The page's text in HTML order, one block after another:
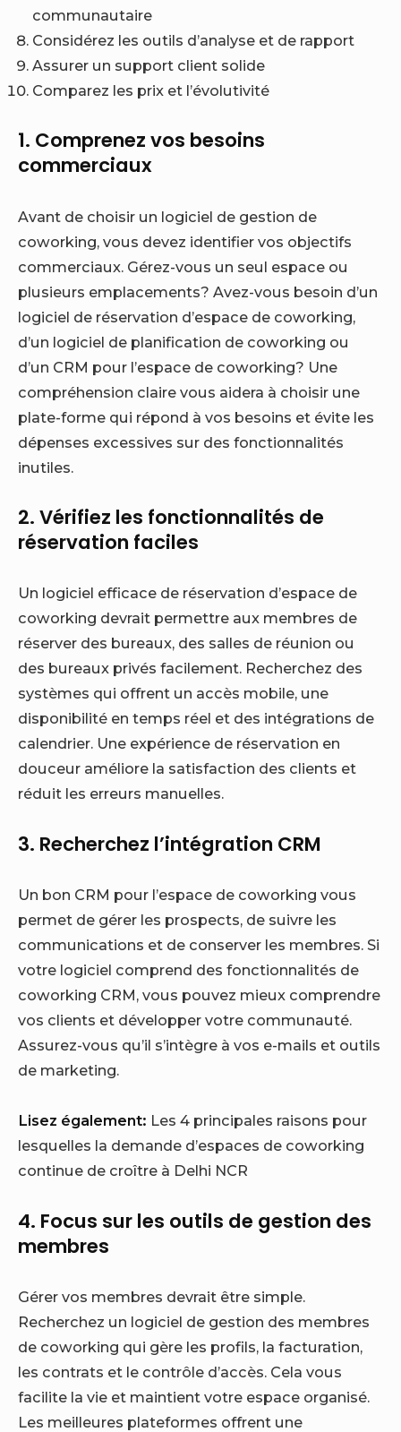
communautaire
Considérez les outils d’analyse et de rapport
Assurer un support client solide
Comparez les prix et l’évolutivité
1. Comprenez vos besoins
commerciaux
Avant de choisir un logiciel de gestion de
coworking, vous devez identifier vos objectifs
commerciaux. Gérez-vous un seul espace ou
plusieurs emplacements? Avez-vous besoin d’un
logiciel de réservation d’espace de coworking,
d’un logiciel de planification de coworking ou
d’un CRM pour l’espace de coworking? Une
compréhension claire vous aidera à choisir une
plate-forme qui répond à vos besoins et évite les
dépenses excessives sur des fonctionnalités
inutiles.
2. Vérifiez les fonctionnalités de
réservation faciles
Un logiciel efficace de réservation d’espace de
coworking devrait permettre aux membres de
réserver des bureaux, des salles de réunion ou
des bureaux privés facilement. Recherchez des
systèmes qui offrent un accès mobile, une
disponibilité en temps réel et des intégrations de
calendrier. Une expérience de réservation en
douceur améliore la satisfaction des clients et
réduit les erreurs manuelles.
3. Recherchez l’intégration CRM
Un bon CRM pour l’espace de coworking vous
permet de gérer les prospects, de suivre les
communications et de conserver les membres. Si
votre logiciel comprend des fonctionnalités de
coworking CRM, vous pouvez mieux comprendre
vos clients et développer votre communauté.
Assurez-vous qu’il s’intègre à vos e-mails et outils
de marketing.
Lisez également: Les 4 principales raisons pour
lesquelles la demande d’espaces de coworking
continue de croître à Delhi NCR
4. Focus sur les outils de gestion des
membres
Gérer vos membres devrait être simple.
Recherchez un logiciel de gestion des membres
de coworking qui gère les profils, la facturation,
les contrats et le contrôle d’accès. Cela vous
facilite la vie et maintient votre espace organisé.
Les meilleures plateformes offrent une